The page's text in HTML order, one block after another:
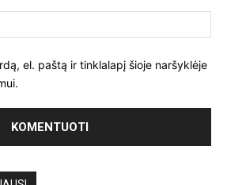
el. paštą ir tinklalapį šioje naršyklėje